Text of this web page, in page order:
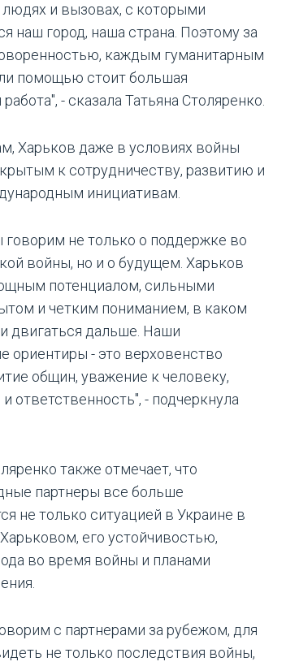
людях и вызовах, с которыми
наш город, наша страна. Поэтому за
каждым гуманитарным
помощью стоит большая
- сказала Татьяна Столяренко.
Харьков даже в условиях войны
к сотрудничеству, развитию и
инициативам.
говорим не только о поддержке во
войны, но и о будущем. Харьков
потенциалом, сильными
и четким пониманием, в каком
двигаться дальше. Наши
ориентиры - это верховенство
общин, уважение к человеку,
ответственность", - подчеркнула
также отмечает, что
партнеры все больше
не только ситуацией в Украине в
его устойчивостью,
во время войны и планами
с партнерами за рубежом, для
не только последствия войны,